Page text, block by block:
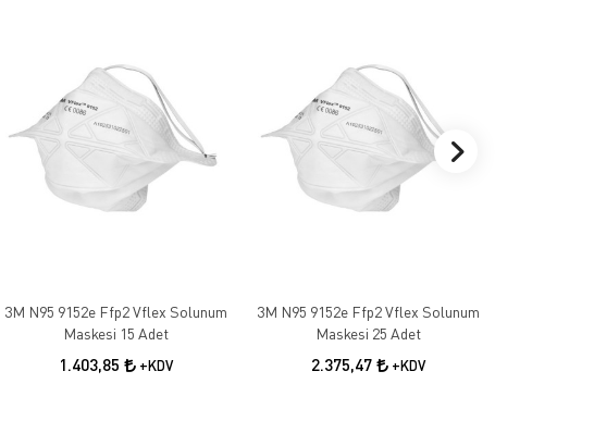
3M N95 9152e Ffp2 Vflex Solunum
Maskesi 15 Adet
1.403,85 +KDV
3M N95 9152e Ffp2 Vflex Solunum
Maskesi 25 Adet
2.375,47 +KDV